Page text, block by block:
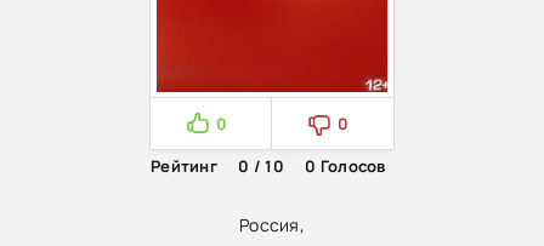
Россия,
0
0
Рейтинг
0 / 10 0 Голосов